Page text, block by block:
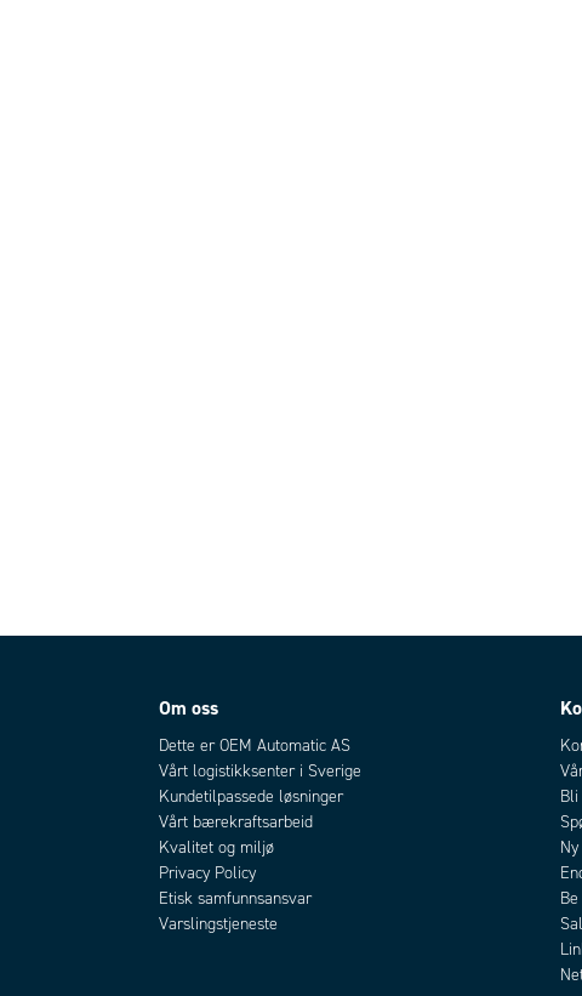
Om oss
Dette er OEM Automatic AS
Vårt logistikksenter i Sverige
Kundetilpassede løsninger
Vårt bærekraftsarbeid
Kvalitet og miljø
Privacy Policy
Etisk samfunnsansvar
Varslingstjeneste
Bli